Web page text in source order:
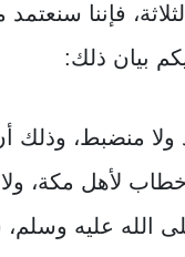
فإننا
بيان ذلك:
منضبط، وذلك
لأهل مكة، ولا
الله عليه